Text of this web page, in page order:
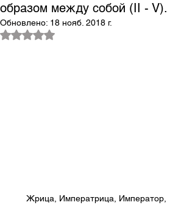
образом между собой (II - V).
Обновлено: 18 нояб. 2018 г.
Оценка: не число из 5 звезд.
Жрица, Императрица, Император,